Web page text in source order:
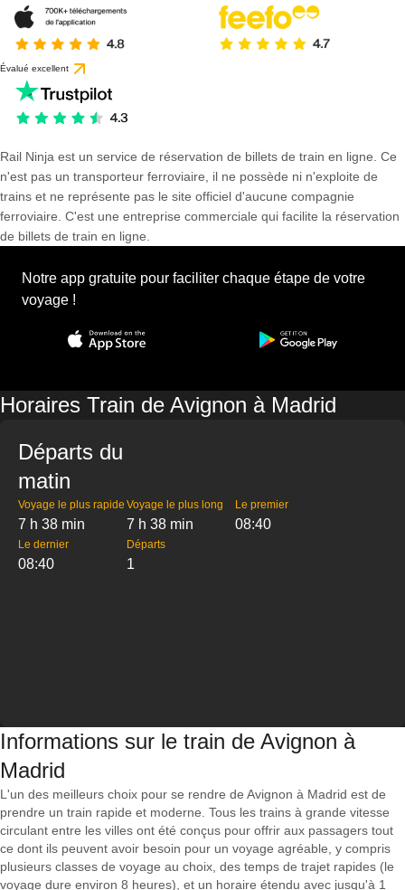
Évalué excellent
Rail Ninja est un service de réservation de billets de train en ligne. Ce
n'est pas un transporteur ferroviaire, il ne possède ni n'exploite de
trains et ne représente pas le site officiel d'aucune compagnie
ferroviaire. C'est une entreprise commerciale qui facilite la réservation
de billets de train en ligne.
Notre app gratuite pour faciliter chaque étape de votre
voyage !
Horaires Train de Avignon à Madrid
Départs du
matin
Voyage le plus rapide
7 h 38 min
Voyage le plus long
7 h 38 min
Le premier
08:40
Le dernier
08:40
Départs
1
Informations sur le train de Avignon à
Madrid
L'un des meilleurs choix pour se rendre de Avignon à Madrid est de
prendre un train rapide et moderne. Tous les trains à grande vitesse
circulant entre les villes ont été conçus pour offrir aux passagers tout
ce dont ils peuvent avoir besoin pour un voyage agréable, y compris
plusieurs classes de voyage au choix, des temps de trajet rapides (le
voyage dure environ 8 heures), et un horaire étendu avec jusqu'à 1